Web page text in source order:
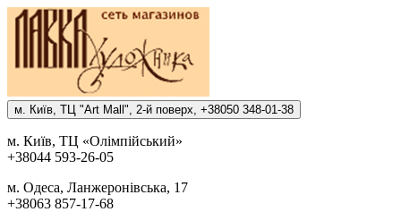
м. Киïв, ТЦ "Art Mall", 2-й поверх, +38050 348-01-38
м. Киïв, ТЦ «Олiмпiйський»
+38044 593-26-05
м. Одеса, Ланжеронiвська, 17
+38063 857-17-68